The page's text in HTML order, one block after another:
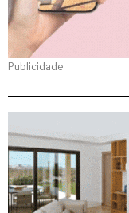
Publicidade